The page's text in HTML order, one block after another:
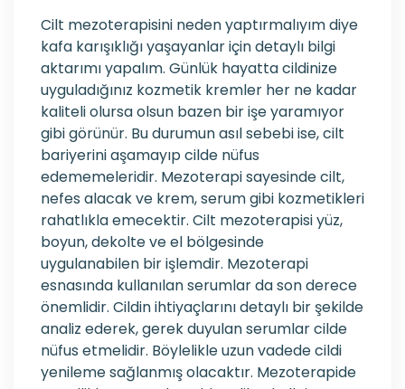
Cilt mezoterapisini neden yaptırmalıyım diye
kafa karışıklığı yaşayanlar için detaylı bilgi
aktarımı yapalım. Günlük hayatta cildinize
uyguladığınız kozmetik kremler her ne kadar
kaliteli olursa olsun bazen bir işe yaramıyor
gibi görünür. Bu durumun asıl sebebi ise, cilt
bariyerini aşamayıp cilde nüfus
edememeleridir. Mezoterapi sayesinde cilt,
nefes alacak ve krem, serum gibi kozmetikleri
rahatlıkla emecektir. Cilt mezoterapisi yüz,
boyun, dekolte ve el bölgesinde
uygulanabilen bir işlemdir. Mezoterapi
esnasında kullanılan serumlar da son derece
önemlidir. Cildin ihtiyaçlarını detaylı bir şekilde
analiz ederek, gerek duyulan serumlar cilde
nüfus etmelidir. Böylelikle uzun vadede cildi
yenileme sağlanmış olacaktır. Mezoterapide